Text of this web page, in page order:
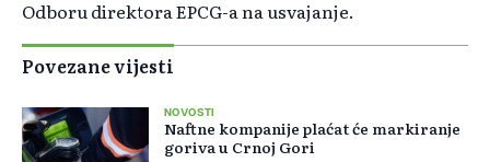
Odboru direktora EPCG-a na usvajanje.
Povezane vijesti
NOVOSTI
Naftne kompanije plaćat će markiranje
goriva u Crnoj Gori